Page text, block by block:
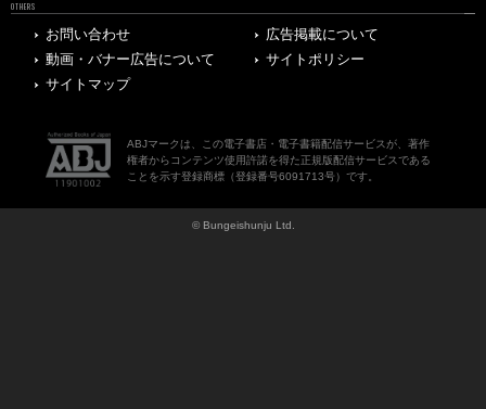
OTHERS
お問い合わせ
広告掲載について
動画・バナー広告について
サイトポリシー
サイトマップ
ABJマークは、この電子書店・電子書籍配信サービスが、著作
権者からコンテンツ使用許諾を得た正規版配信サービスである
ことを示す登録商標（登録番号6091713号）です。
© Bungeishunju Ltd.